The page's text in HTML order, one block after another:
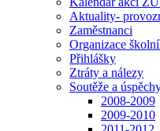
Aktuality-
Zaměstnanci
Organizace
Přihlášky
Ztráty a nálezy
Soutěže a
2008-2009
2009-2010